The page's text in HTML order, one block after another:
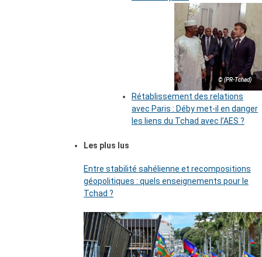
© (PR-Tchad)
Rétablissement des relations
avec Paris : Déby met-il en danger
les liens du Tchad avec l’AES ?
Les plus lus
Entre stabilité sahélienne et recompositions
géopolitiques : quels enseignements pour le
Tchad ?